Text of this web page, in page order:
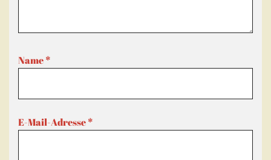
Name*
E-Mail-Adresse*